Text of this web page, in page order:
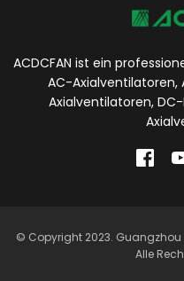
ACDCFAN ist ein
AC-Axialventilatoren,
Axialventilatoren,
© Copyright 2023.
Alle